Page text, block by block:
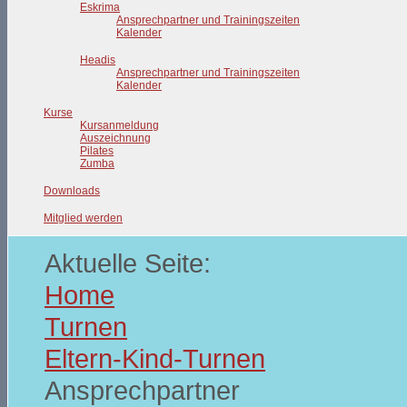
Eskrima
Ansprechpartner und Trainingszeiten
Kalender
Headis
Ansprechpartner und Trainingszeiten
Kalender
Kurse
Kursanmeldung
Auszeichnung
Pilates
Zumba
Downloads
Mitglied werden
Aktuelle Seite:
Home
Turnen
Eltern-Kind-Turnen
Ansprechpartner